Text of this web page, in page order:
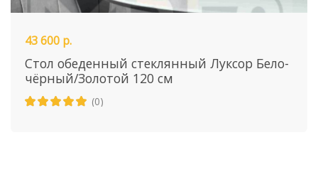
43 600 р.
Стол обеденный стеклянный Луксор Бело-
чёрный/Золотой 120 см
(0)